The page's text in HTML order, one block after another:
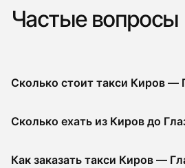
Частые вопросы
Сколько стоит такси Киров —
Сколько ехать из Киров до
Как заказать такси Киров —